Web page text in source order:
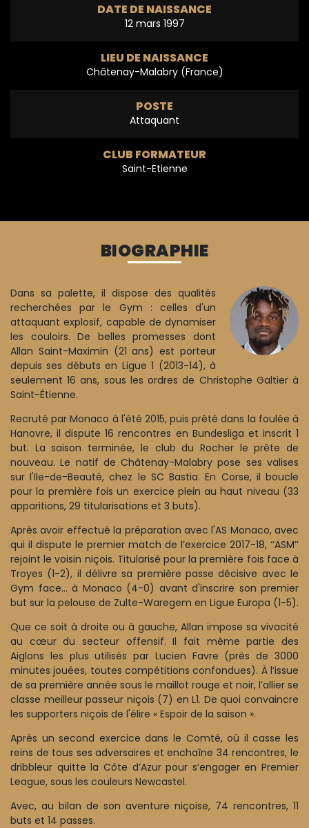
DATE DE NAISSANCE
12 mars 1997
LIEU DE NAISSANCE
Châtenay-Malabry (France)
POSTE
Attaquant
CLUB FORMATEUR
Saint-Etienne
BIOGRAPHIE
Dans sa palette, il dispose des qualités
recherchées par le Gym : celles d'un
attaquant explosif, capable de dynamiser
les couloirs. De belles promesses dont
Allan Saint-Maximin (21 ans) est porteur
depuis ses débuts en Ligue 1 (2013-14), à
seulement 16 ans, sous les ordres de Christophe Galtier à
Saint-Étienne.
Recruté par Monaco à l'été 2015, puis prêté dans la foulée à
Hanovre, il dispute 16 rencontres en Bundesliga et inscrit 1
but. La saison terminée, le club du Rocher le prête de
nouveau. Le natif de Châtenay-Malabry pose ses valises
sur l'Ile-de-Beauté, chez le SC Bastia. En Corse, il boucle
pour la première fois un exercice plein au haut niveau (33
apparitions, 29 titularisations et 3 buts).
Après avoir effectué la préparation avec l'AS Monaco, avec
qui il dispute le premier match de l’exercice 2017-18, ‘‘ASM’’
rejoint le voisin niçois. Titularisé pour la première fois face à
Troyes (1-2), il délivre sa première passe décisive avec le
Gym face... à Monaco (4-0) avant d'inscrire son premier
but sur la pelouse de Zulte-Waregem en Ligue Europa (1-5).
Que ce soit à droite ou à gauche, Allan impose sa vivacité
au cœur du secteur offensif. Il fait même partie des
Aiglons les plus utilisés par Lucien Favre (près de 3000
minutes jouées, toutes compétitions confondues). À l’issue
de sa première année sous le maillot rouge et noir, l’allier se
classe meilleur passeur niçois (7) en L1. De quoi convaincre
les supporters niçois de l'élire « Espoir de la saison ».
Après un second exercice dans le Comté, où il casse les
reins de tous ses adversaires et enchaîne 34 rencontres, le
dribbleur quitte la Côte d’Azur pour s’engager en Premier
League, sous les couleurs Newcastel.
Avec, au bilan de son aventure niçoise, 74 rencontres, 11
buts et 14 passes.